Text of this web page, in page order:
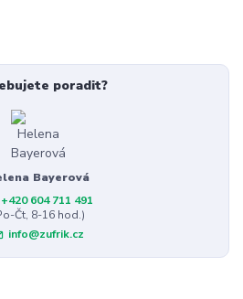
poradit?
Bayerová
+420 604 711 491
Čt, 8-16 hod.)
info@zufrik.cz